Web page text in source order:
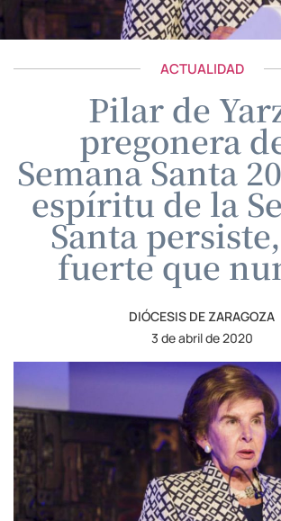
ACTUALIDAD
Pilar de
pregonera
Semana Santa
espíritu de la
Santa
fuerte que
DIÓCESIS DE ZARAGOZA
3 de abril de 2020